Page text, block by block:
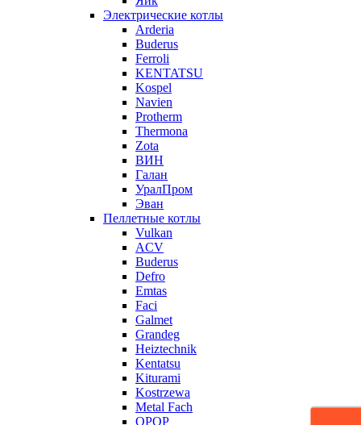
Электрические котлы
Arderia
Buderus
Ferroli
KENTATSU
Kospel
Navien
Protherm
Thermona
Zota
ВИН
Галан
УралПром
Эван
Пеллетные котлы
Vulkan
ACV
Buderus
Defro
Emtas
Faci
Galmet
Grandeg
Heiztechnik
Kentatsu
Kiturami
Kostrzewa
Metal Fach
OPOP